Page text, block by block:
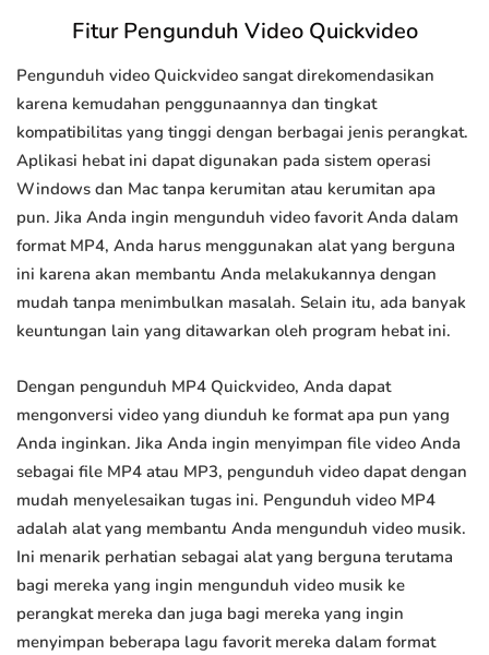
Fitur Pengunduh Video Quickvideo
Pengunduh video Quickvideo sangat direkomendasikan
karena kemudahan penggunaannya dan tingkat
kompatibilitas yang tinggi dengan berbagai jenis perangkat.
Aplikasi hebat ini dapat digunakan pada sistem operasi
Windows dan Mac tanpa kerumitan atau kerumitan apa
pun. Jika Anda ingin mengunduh video favorit Anda dalam
format MP4, Anda harus menggunakan alat yang berguna
ini karena akan membantu Anda melakukannya dengan
mudah tanpa menimbulkan masalah. Selain itu, ada banyak
keuntungan lain yang ditawarkan oleh program hebat ini.
Dengan pengunduh MP4 Quickvideo, Anda dapat
mengonversi video yang diunduh ke format apa pun yang
Anda inginkan. Jika Anda ingin menyimpan file video Anda
sebagai file MP4 atau MP3, pengunduh video dapat dengan
mudah menyelesaikan tugas ini. Pengunduh video MP4
adalah alat yang membantu Anda mengunduh video musik.
Ini menarik perhatian sebagai alat yang berguna terutama
bagi mereka yang ingin mengunduh video musik ke
perangkat mereka dan juga bagi mereka yang ingin
menyimpan beberapa lagu favorit mereka dalam format